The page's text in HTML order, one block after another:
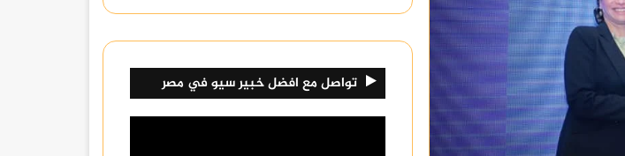
تواصل مع افضل خبير سيو في مصر